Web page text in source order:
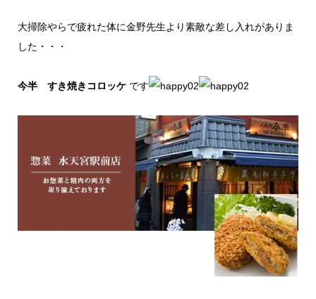
大掃除やらで疲れた体に金野先生より素敵な差し入れがありま
した・・・
今半 すき焼きコロッケです